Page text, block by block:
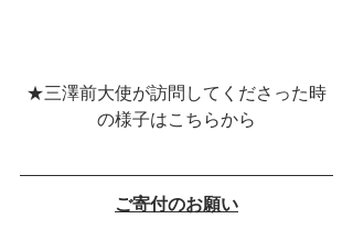
★三澤前大使が訪問してくださった時
の様子はこちらから
ご寄付のお願い